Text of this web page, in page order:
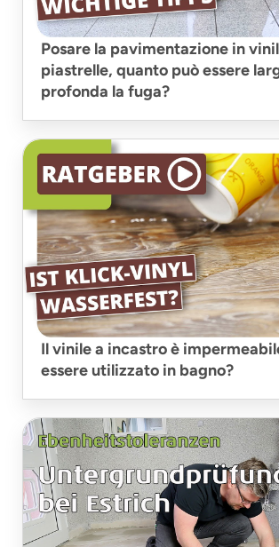
Posare la pavimentazione in
piastrelle, quanto può essere
profonda la fuga?
Il vinile a incastro è
essere utilizzato in bagno?